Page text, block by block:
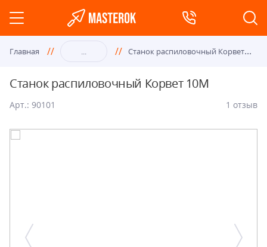
Главная ... Ста
нок распиловочный Корвет 10М
Станок распиловочный Корвет 10М
Арт.: 90101 1 отзыв